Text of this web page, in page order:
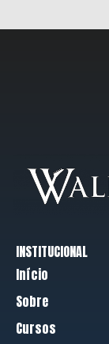
INSTITUCIONAL
Início
Sobre
Cursos